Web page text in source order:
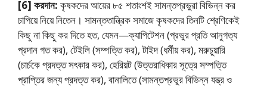
[6] করদান: কৃষকদের আয়ের ৮৫ শতাংশই সামন্তপ্রভুরা বিভিন্ন কর
চাপিয়ে নিয়ে নিতেন। সামন্ততান্ত্রিক সমাজে কৃষকদের তিনটি শ্রেণিকেই
কিছু না কিছু কর দিতে হত, যেমন—ক্যাপিটেশন (প্রভুর প্রতি আনুগত্য
প্রদান গত কর), টেইলি (সম্পত্তি কর), টাইদ (ধর্মীয় কর), মরুচুয়ারি
(চার্চকে প্রদত্ত সৎকার কর), হেরিয়ট (উত্তরাধিকার সূত্রে সম্পত্তি
প্রাপ্তির জন্য প্রদত্ত কর), বানালিতে (সামন্তপ্রভুর বিভিন্ন যন্ত্র ও